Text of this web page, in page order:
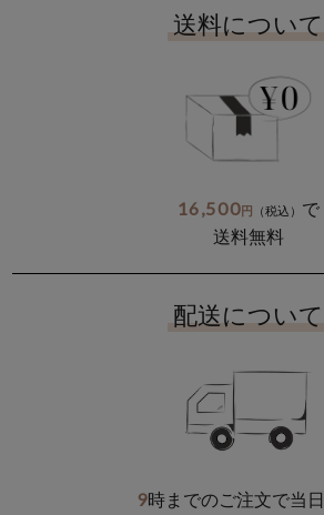
送料について
16,500円 （税込） で
送料無料
配送について
9時までのご注文で当